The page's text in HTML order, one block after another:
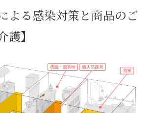
よる感染対策と商品のご
】